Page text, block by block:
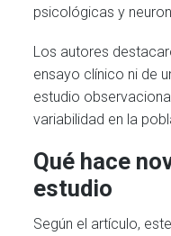
psicológicas y
Los autores
ensayo clínico ni de
estudio
variabilidad en la
Qué hace
estudio
Según el artículo,